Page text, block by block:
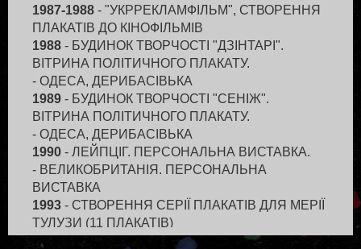
1987-1988 - "УКРРЕКЛАМФІЛЬМ", СТВОРЕННЯ
ПЛАКАТІВ ДО КІНОФІЛЬМІВ
1988 - БУДИНОК ТВОРЧОСТІ "ДЗІНТАРІ".
ВІТРИНА ПОЛІТИЧНОГО ПЛАКАТУ.
- ОДЕСА, ДЕРИБАСІВЬКА
1989 - БУДИНОК ТВОРЧОСТІ "СЕНІЖ".
ВІТРИНА ПОЛІТИЧНОГО ПЛАКАТУ.
- ОДЕСА, ДЕРИБАСІВЬКА
1990 - ЛЕЙПЦІГ. ПЕРСОНАЛЬНА ВИСТАВКА.
- ВЕЛИКОБРИТАНІЯ. ПЕРСОНАЛЬНА
ВИСТАВКА
1993 - СТВОРЕННЯ СЕРІЇ ПЛАКАТІВ ДЛЯ МЕРІЇ
ТУЛУЗИ (11 ПЛАКАТІВ)
1994
- СТВОРЕННЯ СЕРІЇ ПЛАКАТІВ ДЛЯ